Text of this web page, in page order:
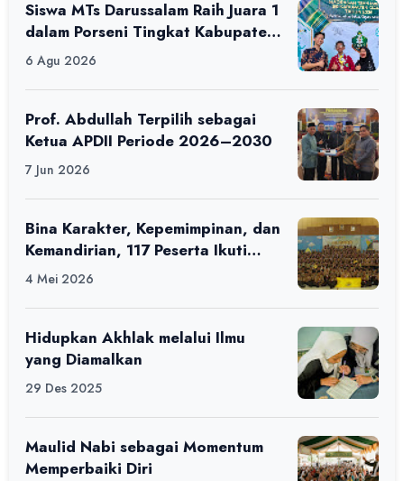
Siswa MTs Darussalam Raih Juara 1
dalam Porseni Tingkat Kabupaten
6 Agu 2026
Prof. Abdullah Terpilih sebagai
Ketua APDII Periode 2026–2030
7 Jun 2026
Bina Karakter, Kepemimpinan, dan
Kemandirian, 117 Peserta Ikuti
Alfaro Camp di MAN 1 Darussalam
4 Mei 2026
Hidupkan Akhlak melalui Ilmu
yang Diamalkan
29 Des 2025
Maulid Nabi sebagai Momentum
Memperbaiki Diri